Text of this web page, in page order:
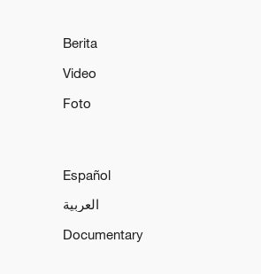
Berita
Video
Foto
Español
العربية
Documentary